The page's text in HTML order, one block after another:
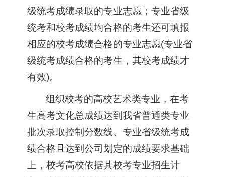
级统考成绩录取的专业志愿；专业省级
统考和校考成绩均合格的考生还可填报
相应的校考成绩合格的专业志愿(专业省
级统考成绩合格的考生，其校考成绩才
有效)。
组织校考的高校艺术类专业，在考
生高考文化总成绩达到我省普通类专业
批次录取控制分数线、专业省级统考成
绩合格且达到公司划定的成绩要求基础
上，校考高校依据其校考专业招生计